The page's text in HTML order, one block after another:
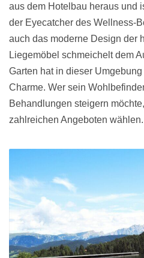
aus dem Hotelbau heraus und
der Eyecatcher des Wellness-
auch das moderne Design der
Liegemöbel schmeichelt dem
Garten hat in dieser
Charme. Wer sein
Behandlungen steigern
zahlreichen Angeboten wählen.